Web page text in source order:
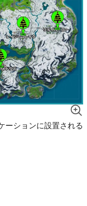
ーションに設置される